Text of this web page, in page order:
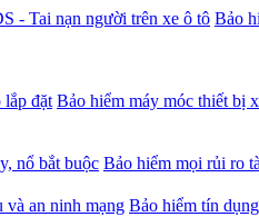
- Tai nạn người trên xe ô tô Bảo
lắp đặt Bảo hiểm máy móc thiết bị
nổ bắt buộc Bảo hiểm mọi rủi ro
và an ninh mạng Bảo hiểm tín